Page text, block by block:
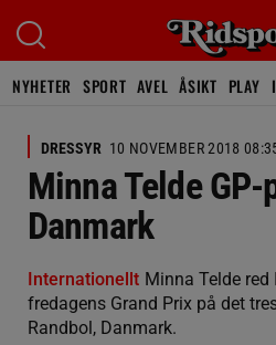
NYHETER SPORT AVEL ÅSIKT PLAY
DRESSYR 10 NOVEMBER 2018
Minna Telde
Danmark
Internationellt Minna Telde
fredagens Grand Prix på det
Randbol, Danmark.